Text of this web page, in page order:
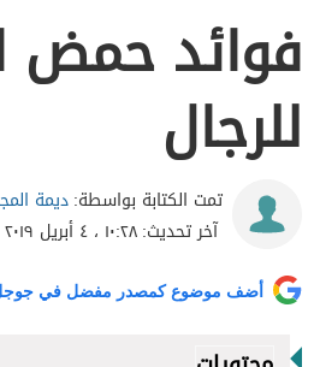
فوائد حمض
للرجال
تمت الكتابة بواسطة:ديمة
آخر تحديث:١٠:٢٨ ، ٤ أبريل ٢٠١٩
أضف موضوع كمصدر مفضل في